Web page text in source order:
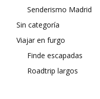
Senderismo Madrid
Sin categoría
Viajar en furgo
Finde escapadas
Roadtrip largos